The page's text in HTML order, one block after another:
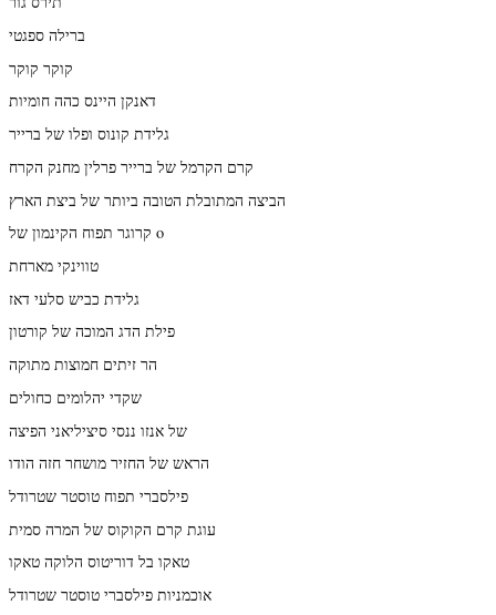
ברילה ספגטי
קוקר קוקר
דאנקן היינס כהה חומיות
גלידת קונוס ופלו של ברייר
קרם הקרמל של ברייר פרלין מחנק הקרח
הביצה המתובלת הטובה ביותר של ביצת הארץ
קרוגר תפוח הקינמון של o
טווינקי מארחת
גלידת כביש סלעי דאז
פילת הדג המוכה של קורטון
הר זיתים חמוצות מתוקה
שקדי יהלומים כחולים
של אנזו ננסי סיציליאני הפיצה
הראש של החזיר מושחר חזה הודו
פילסברי תפוח טוסטר שטרודל
עוגת קרם הקוקוס של המרה סמית
טאקו בל דוריטוס הלוקה טאקו
אוכמניות פילסברי טוסטר שטרודל